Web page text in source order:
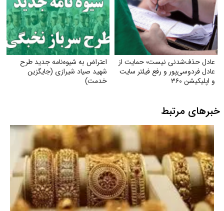
عادل حذف‌شدنی نیست؛ حمایت از
عادل فردوسی‌پور و رفع فیلتر سایت
و اپلیکیشن ۳۶۰
اعتراض به شیوه‌نامه جدید طرح
شهید صیاد شیرازی (جایگزین
خدمت)
خبرهای مرتبط